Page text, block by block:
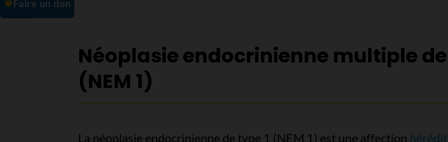
Néoplasie endocrinienne multiple de
(NEM 1)
La néoplasie endocrinienne de type 1 (NEM 1) est une affection